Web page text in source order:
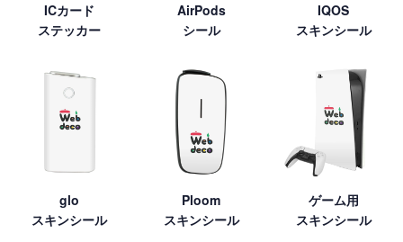
ICカード
ステッカー
AirPods
シール
IQOS
スキンシール
glo
スキンシール
Ploom
スキンシール
ゲーム用
スキンシール